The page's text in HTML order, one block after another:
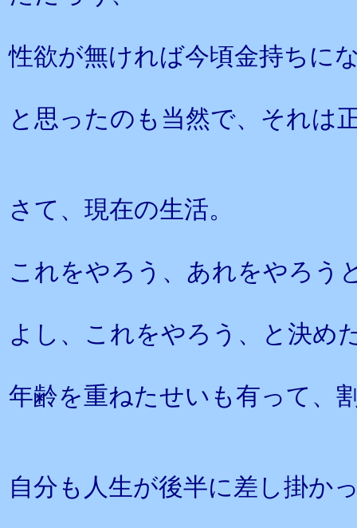
性欲が無ければ今頃金持ちに
と思ったのも当然で、それは
さて、現在の生活。
これをやろう、あれをやろう
よし、これをやろう、と決め
年齢を重ねたせいも有って、
自分も人生が後半に差し掛か